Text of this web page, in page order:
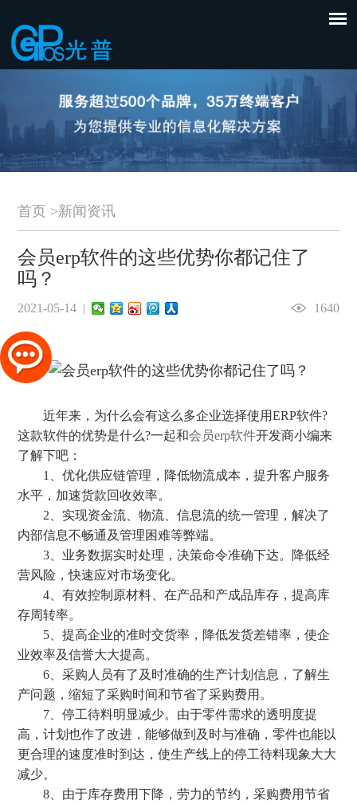
首页 >新闻资讯
会员erp软件的这些优势你都记住了
吗？
2021-05-14 | 1640
近年来，为什么会有这么多企业选择使用ERP软件?
这款软件的优势是什么?一起和会员erp软件开发商小编来
了解下吧：
1、优化供应链管理，降低物流成本，提升客户服务
水平，加速货款回收效率。
2、实现资金流、物流、信息流的统一管理，解决了
内部信息不畅通及管理困难等弊端。
3、业务数据实时处理，决策命令准确下达。降低经
营风险，快速应对市场变化。
4、有效控制原材料、在产品和产成品库存，提高库
存周转率。
5、提高企业的准时交货率，降低发货差错率，使企
业效率及信誉大大提高。
6、采购人员有了及时准确的生产计划信息，了解生
产问题，缩短了采购时间和节省了采购费用。
7、停工待料明显减少。由于零件需求的透明度提
高，计划也作了改进，能够做到及时与准确，零件也能以
更合理的速度准时到达，使生产线上的停工待料现象大大
减少。
8、由于库存费用下降，劳力的节约，采购费用节省